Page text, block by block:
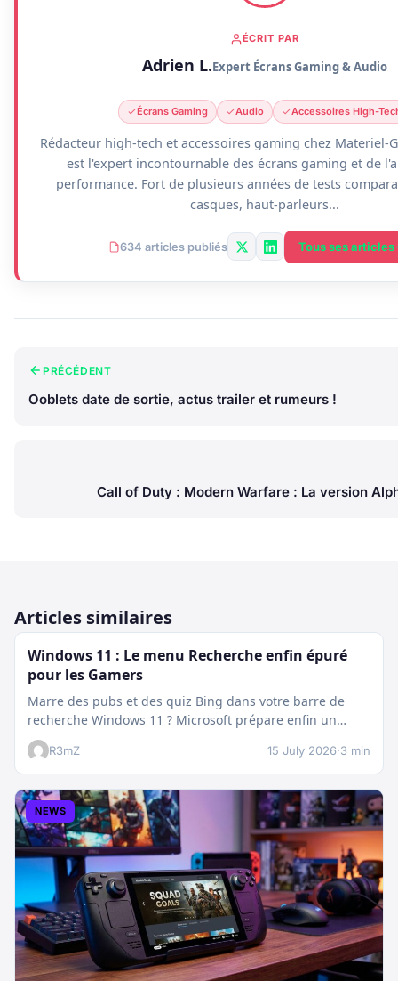
ÉCRIT PAR
Adrien L.Expert Écrans Gaming & Audio
Écrans Gaming Audio Accessoires High-
Rédacteur high-tech et accessoires gaming chez Materiel-
est l'expert incontournable des écrans gaming et de
performance. Fort de plusieurs années de tests
casques, haut-parleurs...
634 articles publiés Tous ses articles
PRÉCÉDENT
Ooblets date de sortie, actus trailer et rumeurs !
Call of Duty : Modern Warfare : La version
Articles similaires
Windows 11 : Le menu Recherche enfin épuré
pour les Gamers
Marre des pubs et des quiz Bing dans votre barre de
recherche Windows 11 ? Microsoft prépare enfin un
nettoyage…
R3mZ 15 July 2026·3 min
NEWS